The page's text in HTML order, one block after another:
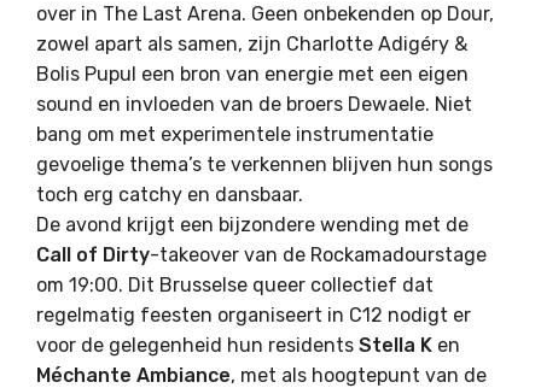
over in The Last Arena. Geen onbekenden op Dour,
zowel apart als samen, zijn Charlotte Adigéry &
Bolis Pupul een bron van energie met een eigen
sound en invloeden van de broers Dewaele. Niet
bang om met experimentele instrumentatie
gevoelige thema’s te verkennen blijven hun songs
toch erg catchy en dansbaar.
De avond krijgt een bijzondere wending met de
Call of Dirty-takeover van de Rockamadourstage
om 19:00. Dit Brusselse queer collectief dat
regelmatig feesten organiseert in C12 nodigt er
voor de gelegenheid hun residents Stella K en
Méchante Ambiance, met als hoogtepunt van de